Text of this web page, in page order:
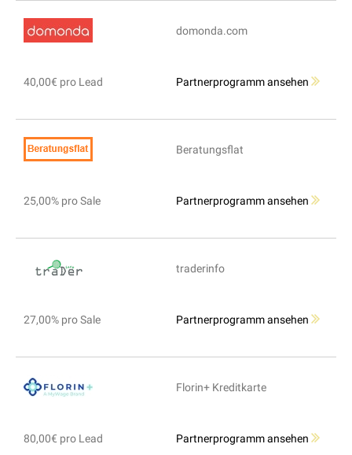
domonda.com
40,00€ pro Lead Partnerprogramm ansehen
Beratungsflat
25,00% pro Sale Partnerprogramm ansehen
traderinfo
27,00% pro Sale Partnerprogramm ansehen
Florin+ Kreditkarte
80,00€ pro Lead Partnerprogramm ansehen